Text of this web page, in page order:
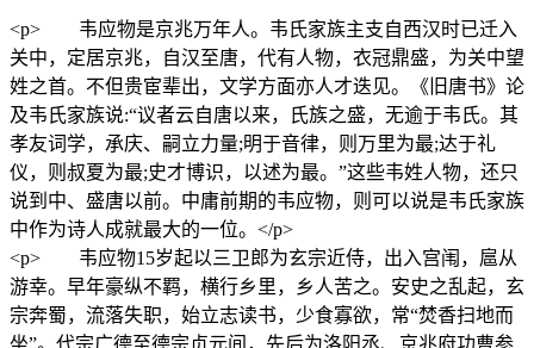
<p> 韦应物是京兆万年人。韦氏家族主支自西汉时已迁入
关中，定居京兆，自汉至唐，代有人物，衣冠鼎盛，为关中望
姓之首。不但贵宦辈出，文学方面亦人才迭见。《旧唐书》论
及韦氏家族说:“议者云自唐以来，氏族之盛，无逾于韦氏。其
孝友词学，承庆、嗣立力量;明于音律，则万里为最;达于礼
仪，则叔夏为最;史才博识，以述为最。”这些韦姓人物，还只
说到中、盛唐以前。中庸前期的韦应物，则可以说是韦氏家族
中作为诗人成就最大的一位。</p>
<p> 韦应物15岁起以三卫郎为玄宗近侍，出入宫闱，扈从
游幸。早年豪纵不羁，横行乡里，乡人苦之。安史之乱起，玄
宗奔蜀，流落失职，始立志读书，少食寡欲，常“焚香扫地而